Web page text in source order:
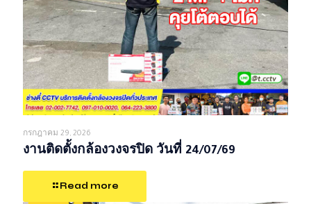
กรกฎาคม 29, 2026
งานติดตั้งกล้องวงจรปิด วันที่ 24/07/69
Read more